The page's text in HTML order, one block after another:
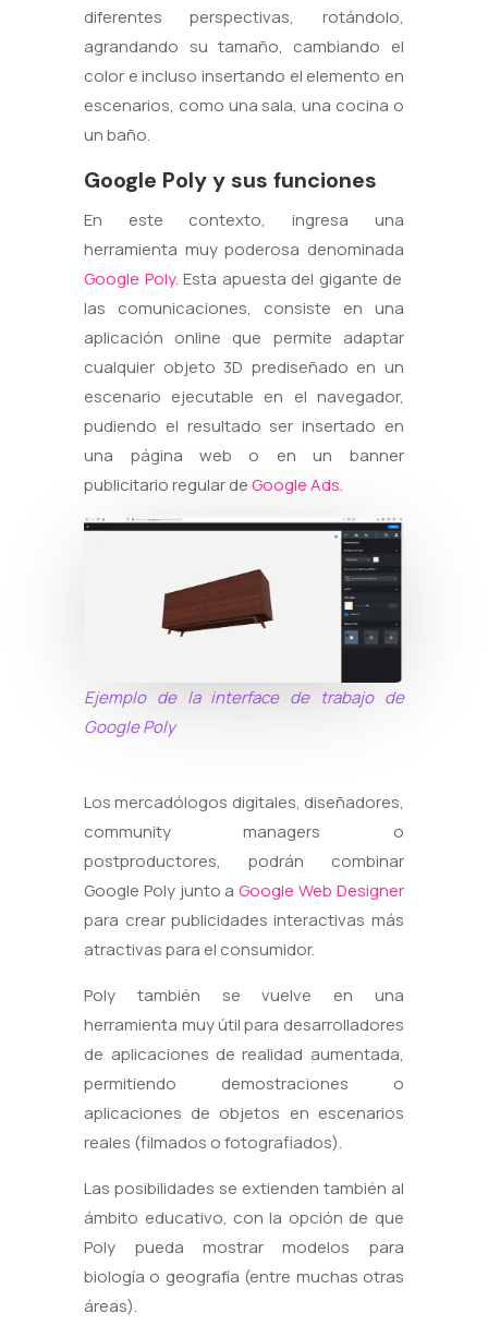
diferentes perspectivas, rotándolo,
agrandando su tamaño, cambiando el
color e incluso insertando el elemento en
escenarios, como una sala, una cocina o
un baño.
Google Poly y sus funciones
En este contexto, ingresa una
herramienta muy poderosa denominada
Google Poly. Esta apuesta del gigante de
las comunicaciones, consiste en una
aplicación online que permite adaptar
cualquier objeto 3D prediseñado en un
escenario ejecutable en el navegador,
pudiendo el resultado ser insertado en
una página web o en un banner
publicitario regular deGoogle Ads.
Ejemplo de la interface de trabajo de
Google Poly
Los mercadólogos digitales, diseñadores,
community managers o
postproductores, podrán combinar
Google Poly junto aGoogle Web Designer
para crear publicidades interactivas más
atractivas para el consumidor.
Poly también se vuelve en una
herramienta muy útil para desarrolladores
de aplicaciones de realidad aumentada,
permitiendo demostraciones o
aplicaciones de objetos en escenarios
reales (filmados o fotografiados).
Las posibilidades se extienden también al
ámbito educativo, con la opción de que
Poly pueda mostrar modelos para
biología o geografía (entre muchas otras
áreas).